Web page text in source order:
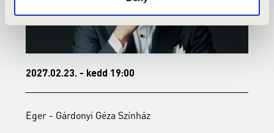
2027.02.23. - kedd 19:00
Eger - Gárdonyi Géza Színház